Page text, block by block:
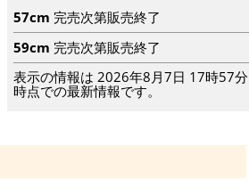
57cm 完売次第販売終了
59cm 完売次第販売終了
表示の情報は 2026年8月7日 17時57分
時点での最新情報です。